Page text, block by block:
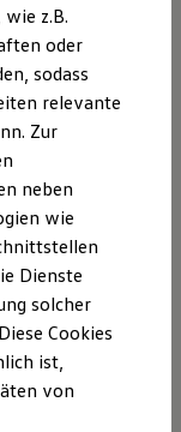
z.B.
oder
sodass
relevante
Zur
neben
wie
Dienste
solcher
Cookies
ist,
von